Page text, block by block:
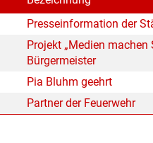
Presseinformation der
Projekt „Medien
Bürgermeister
Pia Bluhm geehrt
Partner der Feuerwehr